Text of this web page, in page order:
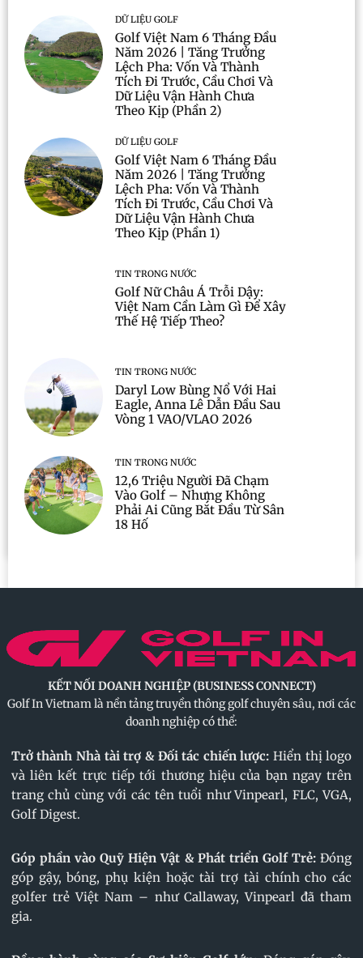
DỮ LIỆU GOLF
Golf Việt Nam 6 Tháng Đầu
Năm 2026 | Tăng Trưởng
Lệch Pha: Vốn Và Thành
Tích Đi Trước, Cầu Chơi Và
Dữ Liệu Vận Hành Chưa
Theo Kịp (Phần 2)
DỮ LIỆU GOLF
Golf Việt Nam 6 Tháng Đầu
Năm 2026 | Tăng Trưởng
Lệch Pha: Vốn Và Thành
Tích Đi Trước, Cầu Chơi Và
Dữ Liệu Vận Hành Chưa
Theo Kịp (Phần 1)
TIN TRONG NƯỚC
Golf Nữ Châu Á Trỗi Dậy:
Việt Nam Cần Làm Gì Để Xây
Thế Hệ Tiếp Theo?
TIN TRONG NƯỚC
Daryl Low Bùng Nổ Với Hai
Eagle, Anna Lê Dẫn Đầu Sau
Vòng 1 VAO/VLAO 2026
TIN TRONG NƯỚC
12,6 Triệu Người Đã Chạm
Vào Golf – Nhưng Không
Phải Ai Cũng Bắt Đầu Từ Sân
18 Hố
KẾT NỐI DOANH NGHIỆP (BUSINESS CONNECT)
Golf In Vietnam là nền tảng truyền thông golf chuyên sâu, nơi các
doanh nghiệp có thể:
Trở thành Nhà tài trợ & Đối tác chiến lược: Hiển thị logo
và liên kết trực tiếp tới thương hiệu của bạn ngay trên
trang chủ cùng với các tên tuổi như Vinpearl, FLC, VGA,
Golf Digest.
Góp phần vào Quỹ Hiện Vật & Phát triển Golf Trẻ: Đóng
góp gậy, bóng, phụ kiện hoặc tài trợ tài chính cho các
golfer trẻ Việt Nam – như Callaway, Vinpearl đã tham
gia.